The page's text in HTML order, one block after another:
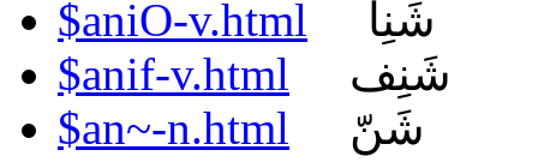
$aniO-v.html
شَنِأ
$anif-v.html
شَنِف
$an~-n.html
شَنّ